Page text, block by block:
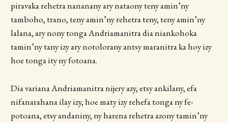
piravaka rehetra nananany ary nataony teny amin’ny
tamboho, trano, teny amin’ny rehetra teny, teny amin’ny
lalana, ary nony tonga Andriamanitra dia niankohoka
tamin’ny tany izy ary notolorany antsy maranitra ka hoy izy
hoe tonga ity ny fotoana.
Dia variana Andriamanitra nijery azy, etsy ankilany, efa
nifanarahana ilay izy, hoe maty izy rehefa tonga ny fe-
potoana, etsy andaniny, ny harena rehetra azony tamin’ny